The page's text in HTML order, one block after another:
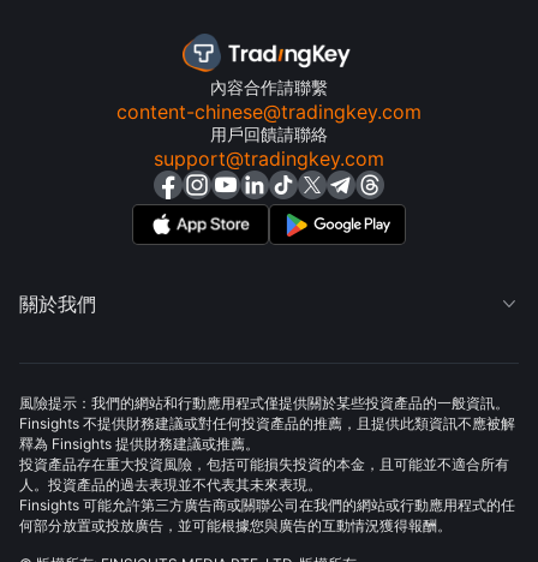
內容合作請聯繫
content-chinese@tradingkey.com
用戶回饋請聯絡
support@tradingkey.com
關於我們 
風險提示：我們的網站和行動應用程式僅提供關於某些投資產品的一般資訊。
Finsights 不提供財務建議或對任何投資產品的推薦，且提供此類資訊不應被解
釋為 Finsights 提供財務建議或推薦。
投資產品存在重大投資風險，包括可能損失投資的本金，且可能並不適合所有
人。投資產品的過去表現並不代表其未來表現。
Finsights 可能允許第三方廣告商或關聯公司在我們的網站或行動應用程式的任
何部分放置或投放廣告，並可能根據您與廣告的互動情況獲得報酬。